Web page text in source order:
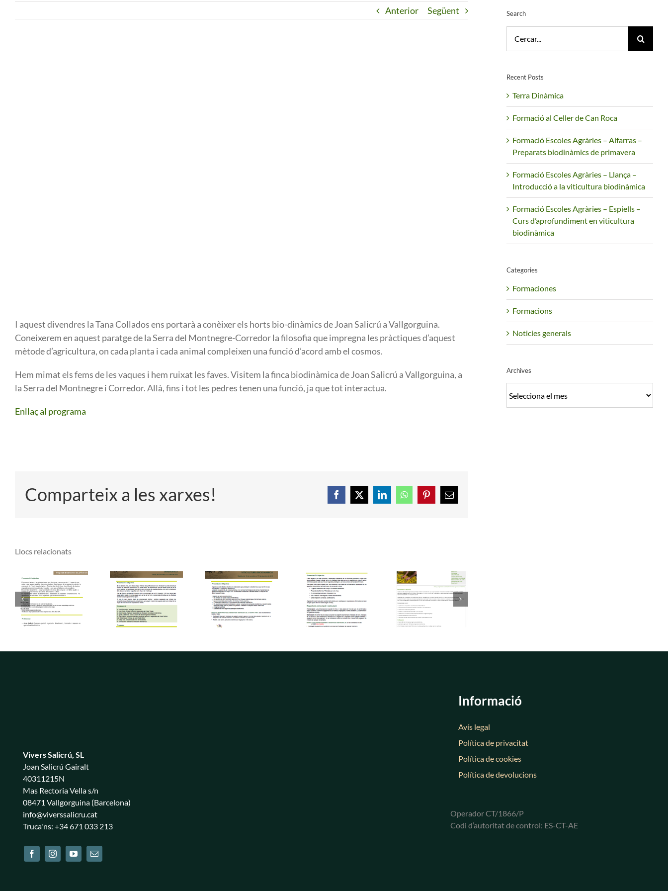
Anterior Següent
I aquest divendres la Tana Collados ens portarà a conèixer els horts bio-dinàmics de Joan Salicrú a Vallgorguina.
Coneixerem en aquest paratge de la Serra del Montnegre-Corredor la filosofia que impregna les pràctiques d’aquest
mètode d’agricultura, on cada planta i cada animal compleixen una funció d’acord amb el cosmos.
Hem mimat els fems de les vaques i hem ruixat les faves. Visitem la finca biodinàmica de Joan Salicrú a Vallgorguina, a
la Serra del Montnegre i Corredor. Allà, fins i tot les pedres tenen una funció, ja que tot interactua.
Enllaç al programa
Comparteix a les xarxes! Facebook
X LinkedInWhatsAppPinterestEmail:
Llocs relacionats
Search
Recent Posts
Terra Dinàmica
Formació al Celler de Can Roca
Formació Escoles Agràries – Alfarras –
Preparats biodinàmics de primavera
Formació Escoles Agràries – Llança –
Introducció a la viticultura biodinàmica
Formació Escoles Agràries – Espiells –
Curs d’aprofundiment en viticultura
biodinàmica
Categories
Formaciones
Formacions
Noticies generals
Archives
Vivers Salicrú, SL
Joan Salicrú Gairalt
40311215N
Mas Rectoria Vella s/n
08471 Vallgorguina (Barcelona)
info@viverssalicru.cat
Truca'ns: +34 671 033 213
Informació
Avís legal
Política de privacitat
Política de cookies
Política de devolucions
Operador CT/1866/P
Codi d’autoritat de control: ES-CT-AE